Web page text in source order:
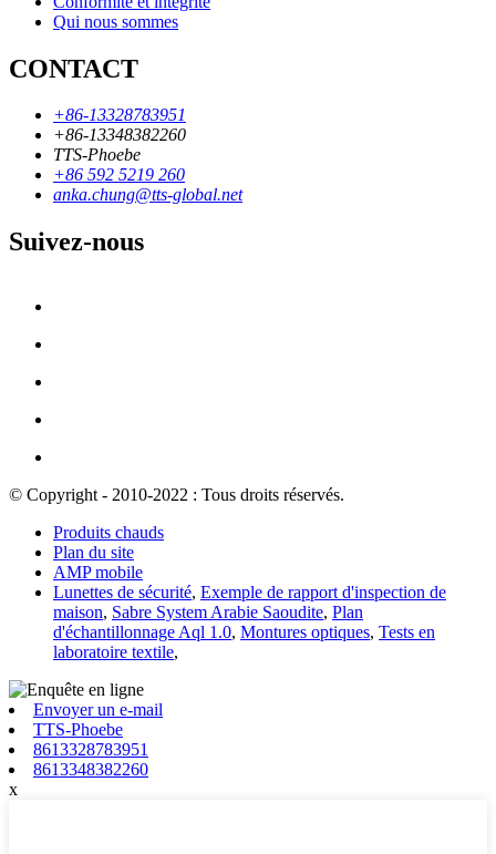
Qui nous sommes
CONTACT
+86-13328783951
+86-13348382260
TTS-Phoebe
+86 592 5219 260
anka.chung@tts-global.net
Suivez-nous
© Copyright - 2010-2022 : Tous droits réservés.
Produits chauds
Plan du site
AMP mobile
Lunettes de sécurité, Exemple de rapport d'inspection de
maison, Sabre System Arabie Saoudite, Plan
d'échantillonnage Aql 1.0, Montures optiques, Tests en
laboratoire textile,
Envoyer un e-mail
TTS-Phoebe
8613328783951
8613348382260
x